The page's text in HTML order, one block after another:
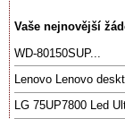
Vaše nejnovější
WD-80150SUP...
Lenovo Lenovo
LG 75UP7800 Led